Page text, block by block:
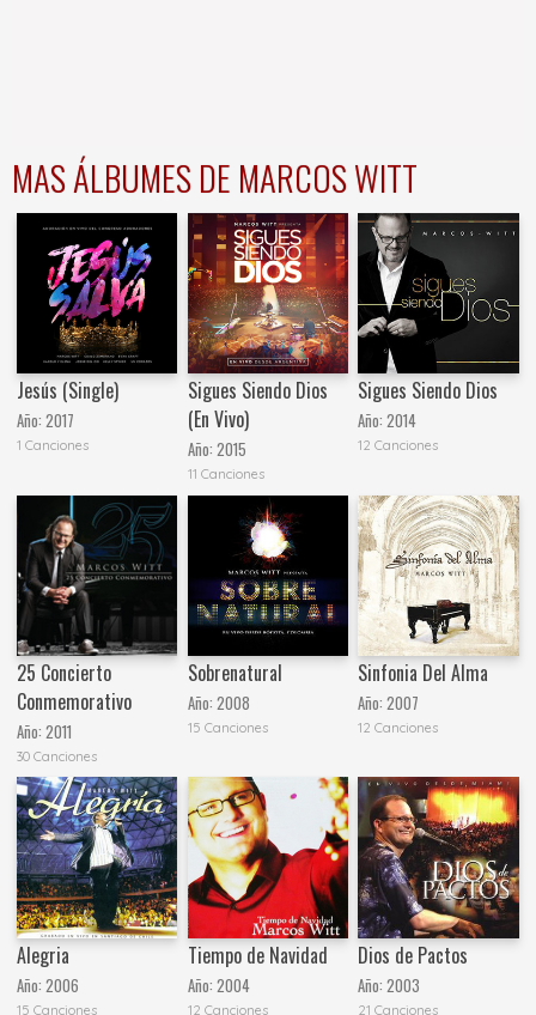
MAS ÁLBUMES DE MARCOS WITT
Jesús (Single)
Año:2017
1 Canciones
Sigues Siendo Dios
(En Vivo)
Año: 2015
11 Canciones
Sigues Siendo Dios
Año:2014
12 Canciones
25 Concierto
Conmemorativo
Año:2011
30 Canciones
Sobrenatural
Año: 2008
15 Canciones
Sinfonia Del Alma
Año:2007
12 Canciones
Alegria
Año:2006
15 Canciones
Tiempo de Navidad
Año: 2004
12 Canciones
Dios de Pactos
Año:2003
21 Canciones